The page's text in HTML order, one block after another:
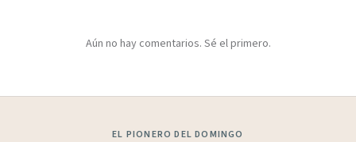
Aún no hay comentarios. Sé el primero.
EL PIONERO DEL DOMINGO